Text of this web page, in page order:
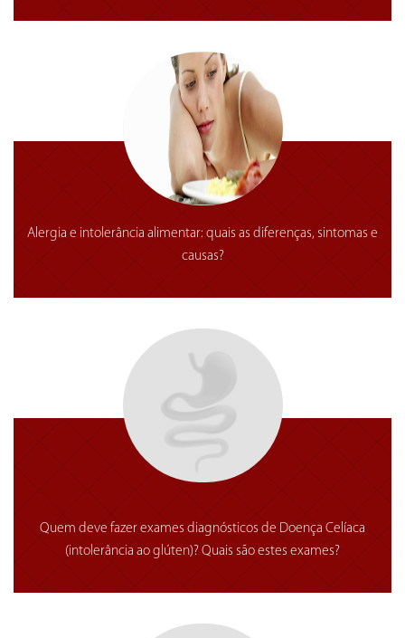
Alergia e intolerância alimentar: quais as diferenças, sintomas e
causas?
Quem deve fazer exames diagnósticos de Doença Celíaca
(intolerância ao glúten)? Quais são estes exames?